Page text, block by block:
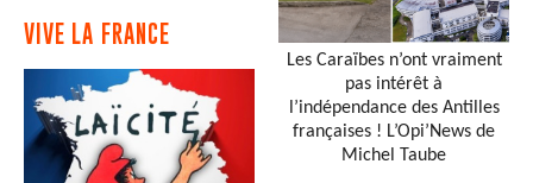
VIVE LA FRANCE
Les Caraïbes n’ont vraiment
pas intérêt à
l’indépendance des Antilles
françaises ! L’Opi’News de
Michel Taube